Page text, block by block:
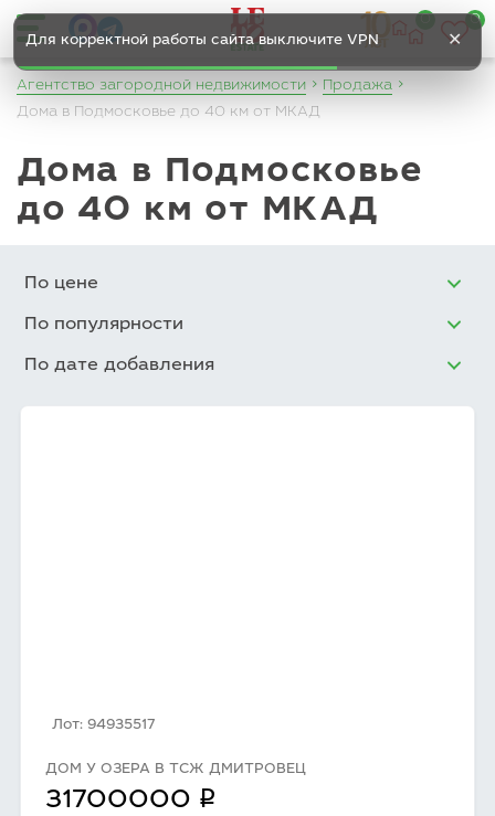
Для корректной работы сайта выключите VPN ✕
0
Агентство загородной недвижимости
Продажа
Дома в Подмосковье до 40 км от МКАД
Дома в Подмосковье
до 40 км от МКАД
По цене
По популярности
По дате добавления
Лот: 94935517
ДОМ У ОЗЕРА В ТСЖ ДМИТРОВЕЦ
31700000 q